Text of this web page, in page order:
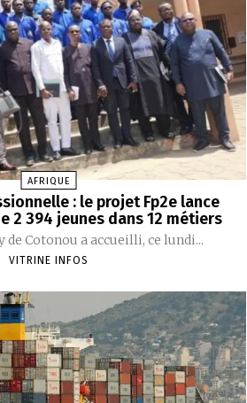
AFRIQUE
: le projet Fp2e lance
2 394 jeunes dans 12 métiers
de Cotonou a accueilli, ce lundi...
VITRINE INFOS